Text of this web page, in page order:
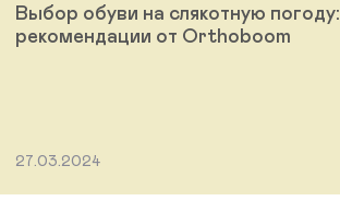
Выбор обуви на слякотную погоду:
рекомендации от Orthoboom
27.03.2024